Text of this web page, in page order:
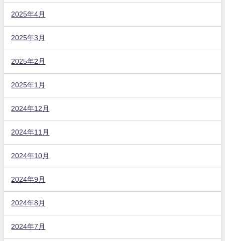
2025年4月
2025年3月
2025年2月
2025年1月
2024年12月
2024年11月
2024年10月
2024年9月
2024年8月
2024年7月